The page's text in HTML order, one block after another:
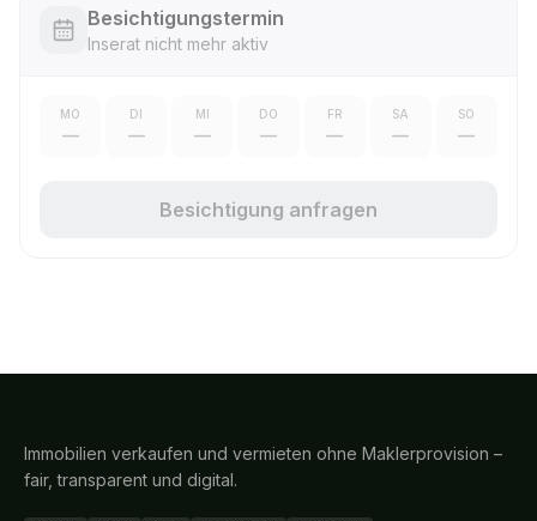
Besichtigungstermin
Inserat nicht mehr aktiv
MO
—
DI
—
MI
—
DO
—
FR
—
SA
—
SO
—
Besichtigung anfragen
Immobilien verkaufen und vermieten ohne Maklerprovision –
fair, transparent und digital.